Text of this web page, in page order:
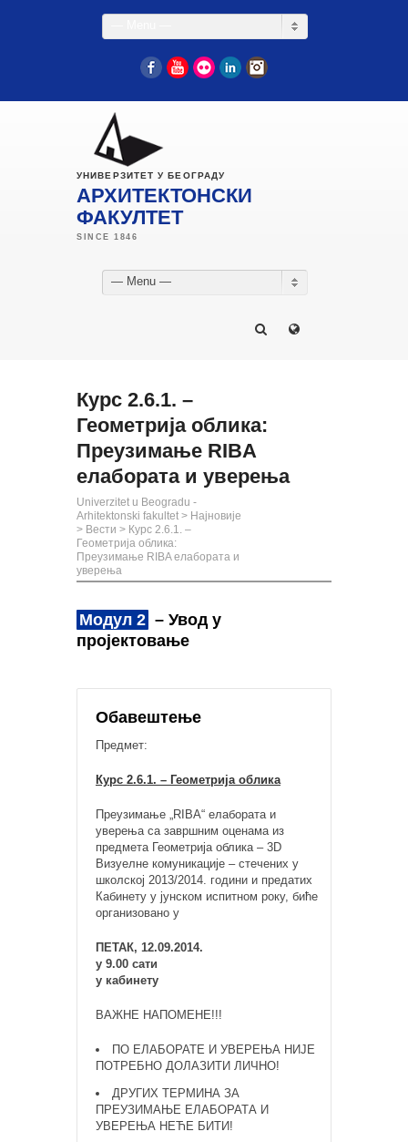
FacebookYouTube
Flickr LinkedIn
УНИВЕРЗИТЕТ У БЕОГРАДУ
АРХИТЕКТОНСКИ
ФАКУЛТЕТ
— Menu —
Курс 2.6.1. –
Геометрија облика:
Преузимање RIBA
елабората и уверења
Univerzitet u Beogradu -
Arhitektonski fakultet > Најновије
> Вести > Курс 2.6.1. –
Геометрија облика:
Преузимање RIBA елабората и
уверења
Модул 2 – Увод у
пројектовање
Обавештење
Предмет:
Курс 2.6.1. – Геометрија облика
Преузимање „RIBA“ елабората и
уверења са завршним оценама из
предмета Геометрија облика – 3D
Визуелне комуникације – стечених у
школској 2013/2014. години и предатих
Кабинету у јунском испитном року, биће
организовано у
ПЕТАК, 12.09.2014.
у 9.00 сати
у кабинету
ВАЖНЕ НАПОМЕНЕ!!!
ПО ЕЛАБОРАТЕ И УВЕРЕЊА НИЈЕ
ПОТРЕБНО ДОЛАЗИТИ ЛИЧНО!
ДРУГИХ ТЕРМИНА ЗА
ПРЕУЗИМАЊЕ ЕЛАБОРАТА И
УВЕРЕЊА НЕЋЕ БИТИ!